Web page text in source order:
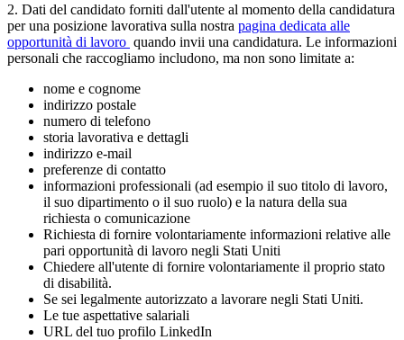
2. Dati del candidato forniti dall'utente al momento della candidatura
per una posizione lavorativa sulla nostra pagina dedicata alle
opportunità di lavoro quando invii una candidatura. Le informazioni
personali che raccogliamo includono, ma non sono limitate a:
nome e cognome
indirizzo postale
numero di telefono
storia lavorativa e dettagli
indirizzo e-mail
preferenze di contatto
informazioni professionali (ad esempio il suo titolo di lavoro,
il suo dipartimento o il suo ruolo) e la natura della sua
richiesta o comunicazione
Richiesta di fornire volontariamente informazioni relative alle
pari opportunità di lavoro negli Stati Uniti
Chiedere all'utente di fornire volontariamente il proprio stato
di disabilità.
Se sei legalmente autorizzato a lavorare negli Stati Uniti.
Le tue aspettative salariali
URL del tuo profilo LinkedIn